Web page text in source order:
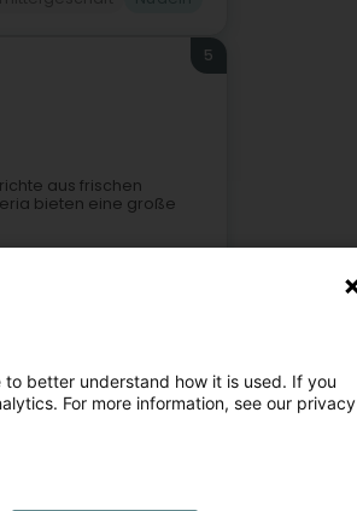
5
aus frischen
bieten eine große
better understand how it is used. If you
For more information, see our privacy